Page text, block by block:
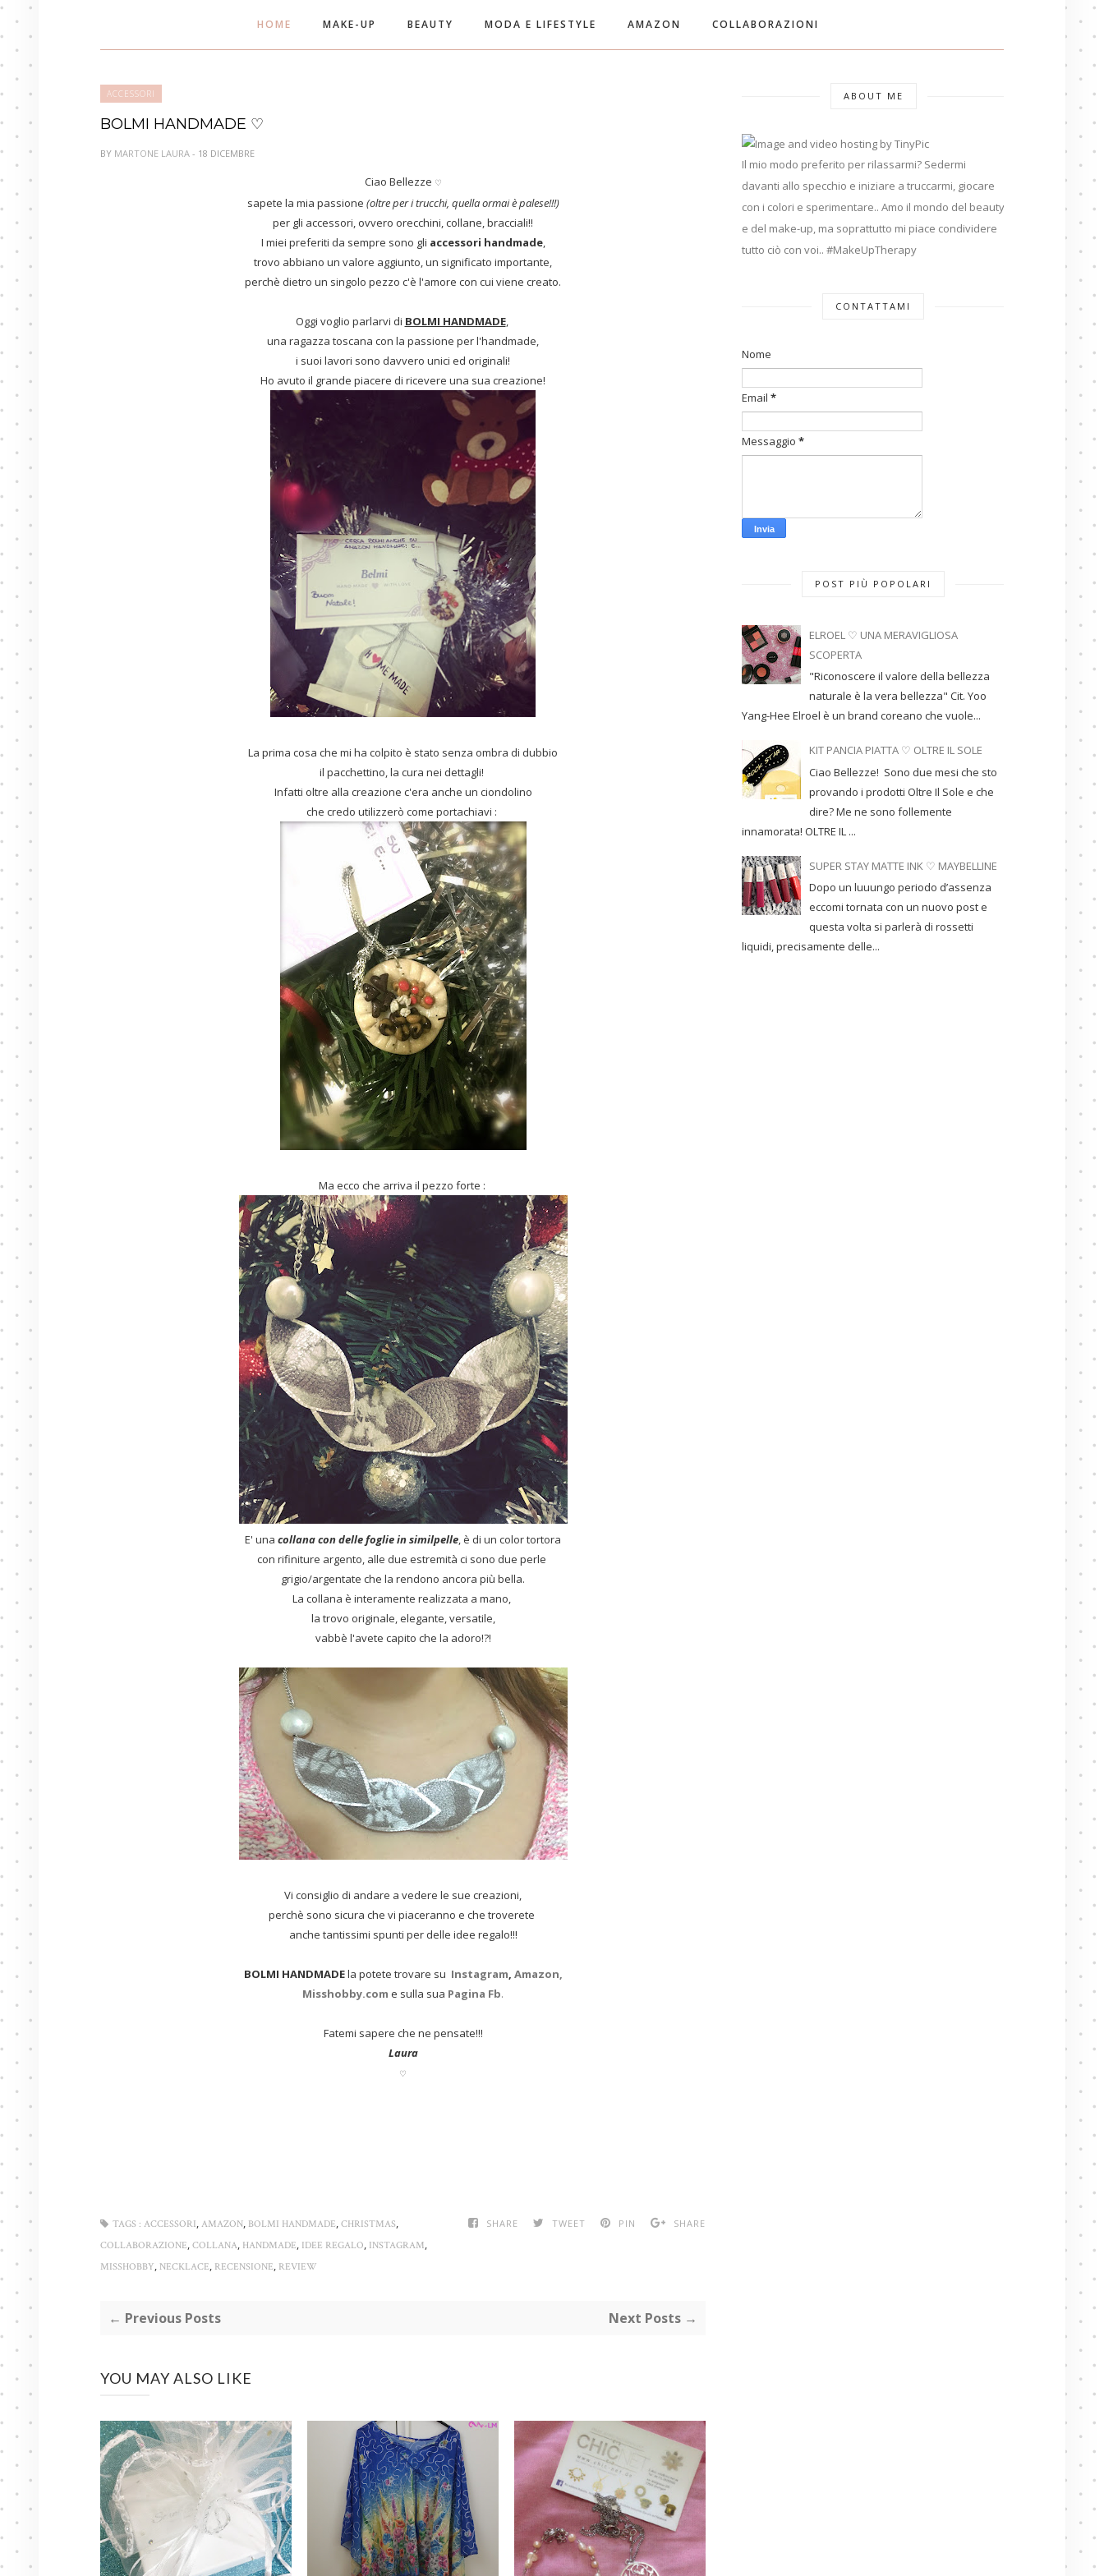
HOME MAKE-UP BEAUTY MODA E LIFESTYLE AMAZON COLLABORAZIONI
ACCESSORI
BOLMI HANDMADE ♡
BY MARTONE LAURA - 18 DICEMBRE
Ciao Bellezze ♡
sapete la mia passione (oltre per i trucchi, quella ormai è palese!!!)
per gli accessori, ovvero orecchini, collane, bracciali!!
I miei preferiti da sempre sono gli accessori handmade,
trovo abbiano un valore aggiunto, un significato importante,
perchè dietro un singolo pezzo c'è l'amore con cui viene creato.
Oggi voglio parlarvi di BOLMI HANDMADE,
una ragazza toscana con la passione per l'handmade,
i suoi lavori sono davvero unici ed originali!
Ho avuto il grande piacere di ricevere una sua creazione!
La prima cosa che mi ha colpito è stato senza ombra di dubbio
il pacchettino, la cura nei dettagli!
Infatti oltre alla creazione c'era anche un ciondolino
che credo utilizzerò come portachiavi :
Ma ecco che arriva il pezzo forte :
E' una collana con delle foglie in similpelle , è di un color tortora
con rifiniture argento, alle due estremità ci sono due perle
grigio/argentate che la rendono ancora più bella.
La collana è interamente realizzata a mano,
la trovo originale, elegante, versatile,
vabbè l'avete capito che la adoro!?!
Vi consiglio di andare a vedere le sue creazioni,
perchè sono sicura che vi piaceranno e che troverete
anche tantissimi spunti per delle idee regalo!!!
BOLMI HANDMADEla potete trovare su Instagram Amazon,
Misshobby.com e sulla sua Pagina Fb.
Fatemi sapere che ne pensate!!!
Laura
♡
SHARE TWEET PIN SHARE
TAGS : ACCESSORI AMAZON BOLMI HANDMADE CHRISTMAS
COLLABORAZIONE COLLANA HANDMADE IDEE REGALO INSTAGRAM
MISSHOBBY NECKLACE RECENSIONE REVIEW
← Previous Posts Next Posts →
YOU MAY ALSO LIKE
ABOUT ME
Il mio modo preferito per rilassarmi? Sedermi
davanti allo specchio e iniziare a truccarmi, giocare
con i colori e sperimentare.. Amo il mondo del beauty
e del make-up, ma soprattutto mi piace condividere
tutto ciò con voi.. #MakeUpTherapy
CONTATTAMI
Nome
Email *
Messaggio *
POST PIÙ POPOLARI
ELROEL ♡ UNA MERAVIGLIOSA
SCOPERTA
"Riconoscere il valore della bellezza
naturale è la vera bellezza" Cit. Yoo
Yang-Hee Elroel è un brand coreano che vuole...
KIT PANCIA PIATTA ♡ OLTRE IL SOLE
Ciao Bellezze! Sono due mesi che sto
provando i prodotti Oltre Il Sole e che
dire? Me ne sono follemente
innamorata! OLTRE IL ...
SUPER STAY MATTE INK ♡ MAYBELLINE
Dopo un luuungo periodo d’assenza
eccomi tornata con un nuovo post e
questa volta si parlerà di rossetti
liquidi, precisamente delle...